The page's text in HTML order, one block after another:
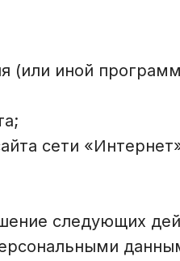
(или иной
сети
следующих